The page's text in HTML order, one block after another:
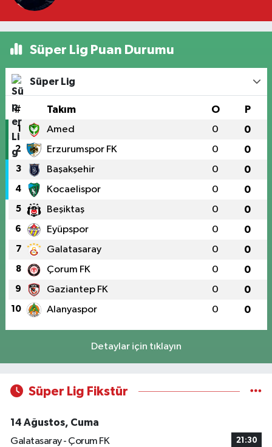
Süper Lig Puan Durumu
Süper Lig
# Takım O P
1 Amed 0 0
2 Erzurumspor FK 0 0
3 Başakşehir 0 0
4 Kocaelispor 0 0
5 Beşiktaş 0 0
6 Eyüpspor 0 0
7 Galatasaray 0 0
8 Çorum FK 0 0
9 Gaziantep FK 0 0
10 Alanyaspor 0 0
Detaylar için tıklayın
Süper Lig Fikstür
14 Ağustos, Cuma
Galatasaray - Çorum FK
21:30